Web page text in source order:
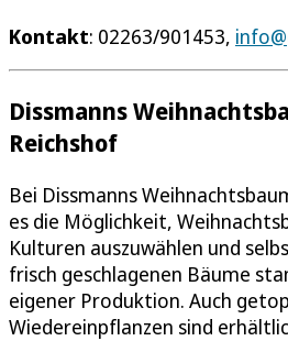
Kontakt: 02263/901453,
Dissmanns
Reichshof
Bei Dissmanns
es die Möglichkeit,
Kulturen auszuwählen und
frisch geschlagenen Bäume
eigener Produktion. Auch
Wiedereinpflanzen sind